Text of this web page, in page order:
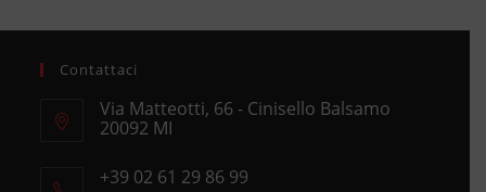
Contattaci
Via Matteotti, 66 - Cinisello Balsamo
20092 MI
in
+39 02 61 29 86 99